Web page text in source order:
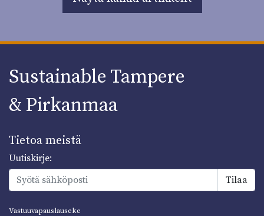
Sustainable Tampere
& Pirkanmaa
Tietoa meistä
Uutiskirje:
Vastuuvapauslauseke